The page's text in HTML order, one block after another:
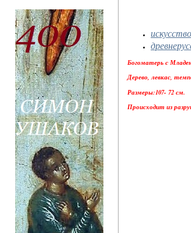
Богоматерь с
Дерево, левкас,
Размеры:107- 72 см.
Происходит из